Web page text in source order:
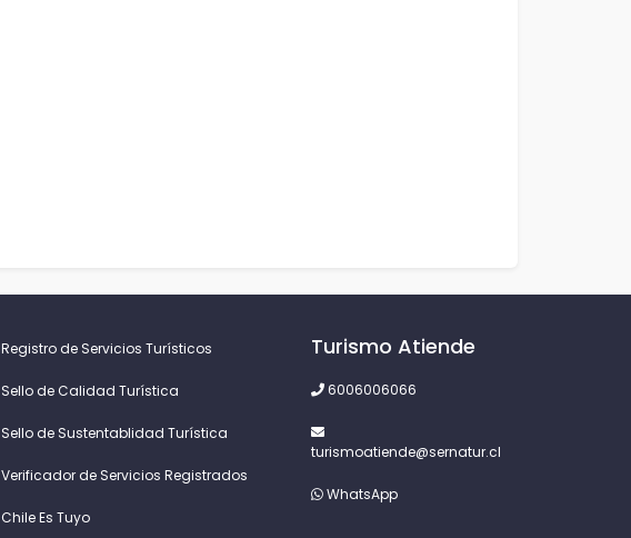
Registro de Servicios Turísticos
Sello de Calidad Turística
Sello de Sustentablidad Turística
Verificador de Servicios Registrados
Chile Es Tuyo
Turismo Atiende
6006006066
turismoatiende@sernatur.cl
WhatsApp